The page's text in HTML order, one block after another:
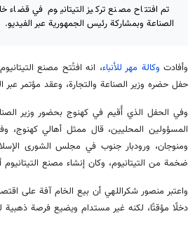
تم افتتاح مصنع تركيز التيتانيوم في قضاء
الصناعة وبمشاركة رئيس الجمهورية عبر الفيديو.
وأفادت وكالة مهر للأنباء، انه افتُتح مصنع
حفل حضره وزير الصناعة والتجارة، وعقد مؤتمر عبر
وفي الحفل الذي أُقيم في كهنوج بحضور وزير
المسؤولين المحليين، قال ممثل أهالي كهنوج،
ومنوجان، ورودبار جنوب في مجلس الشورى
ضخمة من التيتانيوم، وكان إنشاء مصنع
واعتبر منصور شكراللهي أن بيع الخام آفة على
دخلًا مؤقتًا، لكنه غير مستدام ويضيع فرصة